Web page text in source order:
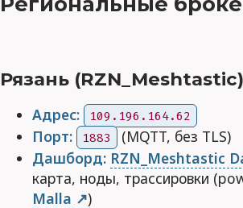
Рязань (RZN_Meshtastic)
Адрес: 109.196.164.62
Порт: 1883 (MQTT, без TLS)
Дашборд: RZN_Meshtastic
карта, ноды, трассировки
Malla
)